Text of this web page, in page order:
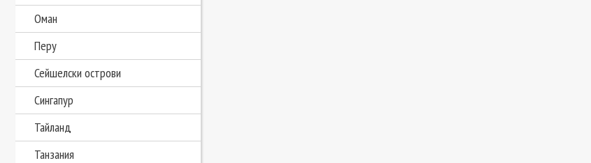
Оман
Перу
Сейшелски острови
Сингапур
Тайланд
Танзания